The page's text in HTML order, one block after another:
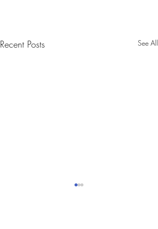
Recent Posts See All